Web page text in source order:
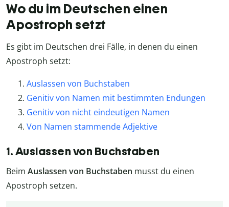
Wo du im Deutschen einen
Apostroph setzt
Es gibt im Deutschen drei Fälle, in denen du einen
Apostroph setzt:
Auslassen von Buchstaben
Genitiv von Namen mit bestimmten Endungen
Genitiv von nicht eindeutigen Namen
Von Namen stammende Adjektive
1. Auslassen von Buchstaben
Beim Auslassen von Buchstaben musst du einen
Apostroph setzen.